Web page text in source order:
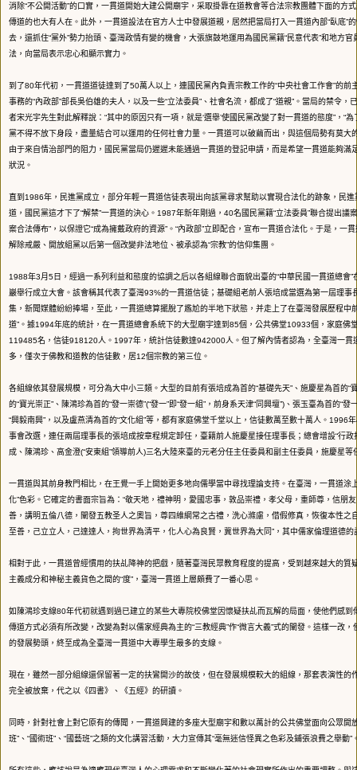
消除“不公開活動”的口實，一貫道開始大建公開廟宇，采取掛靠在道教會等合法宗教團體下面的方
傳道的也大有人在。此外，一貫道設法在官方人士中發展道親，居然把當局打入一貫道內部“臥底”的
去，還抓住“黨外”勢力抬頭、臺灣政情有變的機會，大張旗鼓地運用為國民黨籍“民意代表”和地方
法，向當局表示忠心和顯示實力。
到了80年代初，一貫道道徒達到了50萬人以上，連國民黨內負責宗教工作的“中央社會工作會”的前
事務的“內政部”部長吳伯雄的夫人，以及一些“立法委員”、社會名流，都成了“道親”。當局的禁令，
者宋光宇先生對此解釋說：“其中的原因只有一項，就是‘選舉’使國民黨改變了對一貫道的態度”，“
黨不得不放下身段，盡量結合可以運用的任何社會力量。一貫道可以破繭而出，與這個局勢有莫大
由于來自情治部門的阻力，國民黨當局仍遲遲未能通過一貫道的登記申請，而是希望一貫道能夠滿
狀況。
直到1986年，民進黨成立，部分年輕一貫道信徒表現出向該黨尋求幫助以實現合法化的跡象，民
道，國民黨這才下了“解禁”一貫道的決心。1987年新年剛過，40名國民黨籍“立法委員”聯合提出議
案合法傳布”，以保證它“成為擁戴政府的資源”。“內政部”立即配合，宣布一貫道合法化。于是，一
解除戒嚴、開放組黨以后第一個改變非法地位、被承認為“宗教”的信仰集團。
1988年3月5日，經過一系列利益和態度的協調之后以各組線聯合面貌出臺的“中華民國一貫道總會”
巖舉行成立大會。該會稱其代表了臺灣93%的一貫道信徒；基礎組老前人張培成當選為第一屆理事
集，新聞媒體紛紛捧場，至此，一貫道總算擺脫了尷尬的半地下狀態，并走上了在臺灣發展歷程中
道”。據1994年底的統計，在一貫道總會系統下的大型廟宇達到85個，公共佛堂10933個，家庭佛
119485名，信徒918120人。1997年，統計信徒數達942000人。但了解內情者認為，全臺灣一貫
多，僅次于佛教和道教的信徒數，居12個宗教的第三位。
各組線依其發展規模，可分為大中小三類。大型的目前有張培成為首的“基礎先天”、施慶星為首的“
的“寶光崇正”、陳鴻珍為首的“發一崇德”(“發一”即“發一組”，前身系天津“同興壇”)、張玉臺為首的“發
“興毅南興”，以及盧燕清為首的“文化組”等，都有家庭佛堂千堂以上，信徒數萬至數十萬人。1996
事會改選，連任兩屆理事長的張培成按章程規定卸任，臺籍前人施慶星接任理事長；總會增設“行政
成、陳鴻珍、高金澄(“安東組”領導前人)三名大陸來臺的元老分任主任委員和副主任委員，施慶星等
一貫道與其前身教門相比，在王覺一手上開始更多地向儒學當中尋找理論支持。在臺灣，一貫道涂
化”色彩。它確定的書面宗旨為：“敬天地，禮神明，愛國忠事，敦品崇禮，孝父母，重師尊，信朋
善，講明五倫八德，闡發五教圣人之奧旨，尊四維綱常之古禮，洗心滌慮，借假修真，恢復本性之
至善，己立立人，己達達人，拘世界為清平，化人心為良賢，冀世界為大同”，其中儒家倫理道德
相對于此，一貫道曾經慣用的扶乩降神的把戲，隨著臺灣民眾教育程度的提高，受到越來越大的質
主義成分和神秘主義貨色之間的“度”，臺灣一貫道上層頗費了一番心思。
如陳鴻珍支線80年代初就遇到過已建立的某些大專院校佛堂因懷疑扶乩而瓦解的局面，使他們感到
傳道方式必須有所改變，改變為對以儒家經典為主的“三教經典”作“微言大義”式的闡發。這樣一改
的發展勢頭，終至成為全臺灣一貫道中大專學生最多的支線。
現在，雖然一部分組線還保留著一定的扶鸞開沙的故伎，但在發展規模較大的組線，那套表演性的
完全被放棄，代之以《四書》、《五經》的研讀。
同時，針對社會上對它原有的傳聞，一貫道興建的多座大型廟宇和數以萬計的公共佛堂面向公眾開
班”、“國術班”、“國藝班”之類的文化講習活動，大力宣傳其“毫無迷信怪異之色彩及鋪張浪費之舉動”